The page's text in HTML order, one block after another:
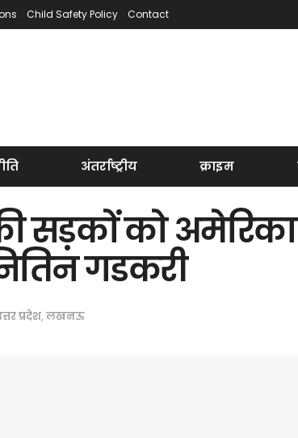
Child Safety Policy Contact
अंतर्राष्ट्रीय क्राइम
सड़कों को
गडकरी
प्रदेश, लखनऊ